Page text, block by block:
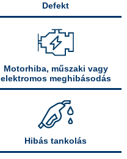
Defekt
Motorhiba, műszaki vagy
elektromos meghibásodás
Hibás tankolás